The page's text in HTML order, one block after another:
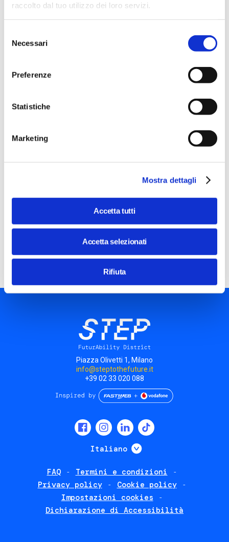
raccolto dal tuo utilizzo dei loro servizi.
delNecessari
Preferenze
Statistiche
Marketing
Mostra dettagli
Accetta tutti
Accetta selezionati
Rifiuta
AI per tutti: come migliorare la vita
quotidiana attraverso l'Intelligenza
conEmanuele De Longhi
12 Set 2024 / 18:30 - 20:00
Costo gratuito
Come l'AI sta cambiando il modo in cui interagiamo con i
nostri dispositivi, potenziando le loro capacità e ampliando
Piazza Olivetti 1, Milano
info@steptothefuture.it
+39 02 33 020 088
Italiano Mostra ulteriori
FAQ
Termini e condizioni
Privacy policy
Cookie policy
Impostazioni cookies
Dichiarazione di Accessibilità